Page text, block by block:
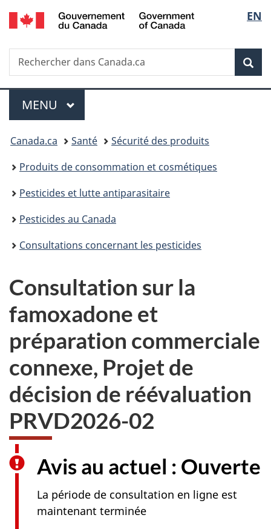
Passer
au
principal
Passer
à
Au
du
Passer
à
version
simplifiée
de
la
EN
Recherche
Rechercher
dans
Menu
MENU PRINCIPAL
Vous
êtes
ici :
Canada.ca Santé
Sécurité des produits
Produits de consommation et cosmétiques
Pesticides et lutte antiparasitaire
Pesticides au Canada
Consultations concernant les pesticides
Consultation sur la
famoxadone et
préparation commerciale
connexe, Projet de
décision de réévaluation
PRVD2026-02
Avis au actuel : Ouverte
La période de consultation en ligne est
maintenant terminée